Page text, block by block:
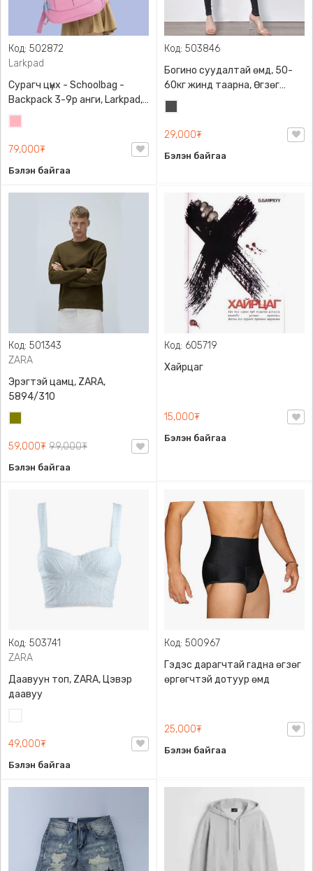
Код: 502872
Larkpad
Сурагч цүнх - Schoolbag -
Backpack 3-9р анги, Larkpad,
9009-10128, Цацруулагчтай,
Олон тасалгаатай
79,000₮
Бэлэн байгаа
Код: 503846
Богино суудалтай өмд, 50-
60кг жинд таарна, Өгзөг
өргөгчтэй
29,000₮
Бэлэн байгаа
Код: 501343
ZARA
Эрэгтэй цамц, ZARA,
5894/310
59,000₮ 99,000₮
Бэлэн байгаа
Код: 605719
Хайрцаг
15,000₮
Бэлэн байгаа
Код: 503741
ZARA
Даавуун топ, ZARA, Цэвэр
даавуу
49,000₮
Бэлэн байгаа
Код: 500967
Гэдэс дарагчтай гадна өгзөг
өргөгчтэй дотуур өмд
25,000₮
Бэлэн байгаа